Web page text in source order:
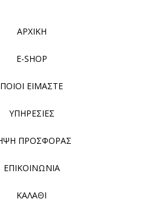
ΑΡΧΙΚΗ
E-SHOP
ΠΟΙΟΙ ΕΙΜΑΣΤΕ
ΥΠΗΡΕΣΙΕΣ
ΠΡΟΣΦΟΡΑΣ
ΕΠΙΚΟΙΝΩΝΙΑ
ΚΑΛΑΘΙ